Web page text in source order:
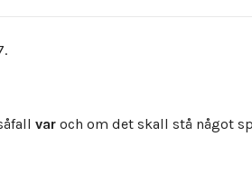
var och om det skall stå något